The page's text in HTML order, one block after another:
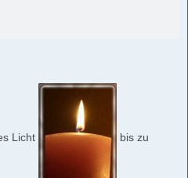
Licht bis zu